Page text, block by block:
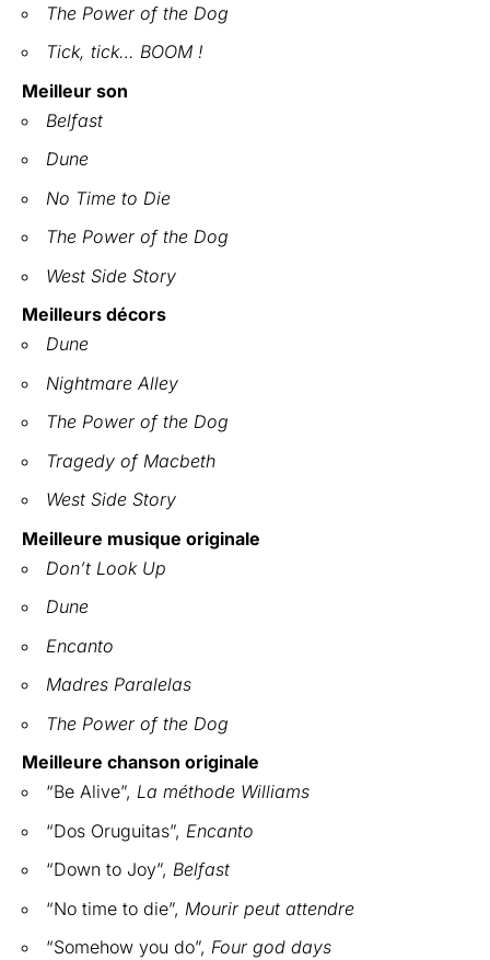
The Power of the Dog
Tick, tick… BOOM !
Meilleur son
Belfast
Dune
No Time to Die
The Power of the Dog
West Side Story
Meilleurs décors
Dune
Nightmare Alley
The Power of the Dog
Tragedy of Macbeth
West Side Story
Meilleure musique originale
Don’t Look Up
Dune
Encanto
Madres Paralelas
The Power of the Dog
Meilleure chanson originale
“Be Alive”, La méthode Williams
“Dos Oruguitas”, Encanto
“Down to Joy”, Belfast
“No time to die”, Mourir peut attendre
“Somehow you do”, Four god days